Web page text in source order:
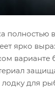
ярко
для